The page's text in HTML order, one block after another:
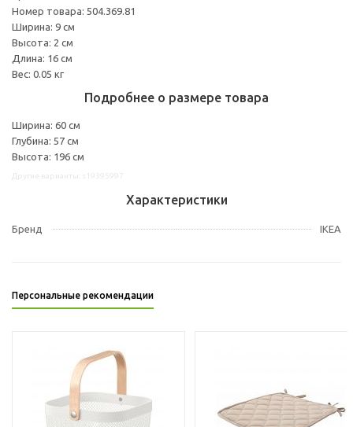
Номер товара: 504.369.81
Ширина: 9 см
Высота: 2 см
Длина: 16 см
Вес: 0.05 кг
Подробнее о размере товара
Ширина: 60 см
Глубина: 57 см
Высота: 196 см
Характеристики
Бренд IKEA
Персональные рекомендации